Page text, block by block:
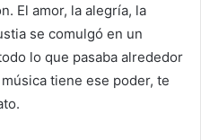
El amor, la alegría, la
se comulgó en un
lo que pasaba alrededor
tiene ese poder, te